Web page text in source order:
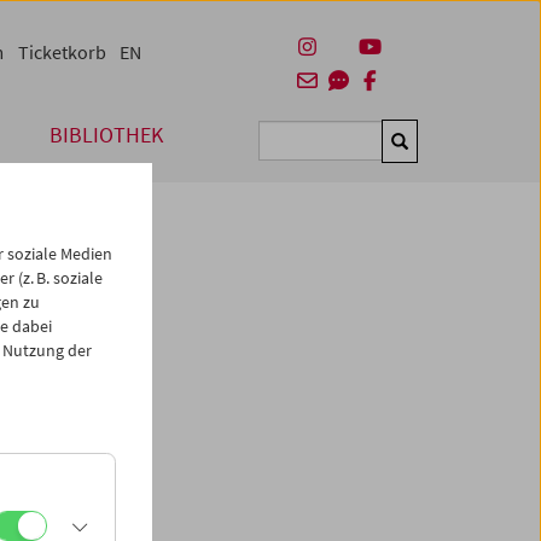
BIBLIOTHEK Suchen
Ticketkorb EN
in
Medien
(z. B. soziale
zu
dabei
der